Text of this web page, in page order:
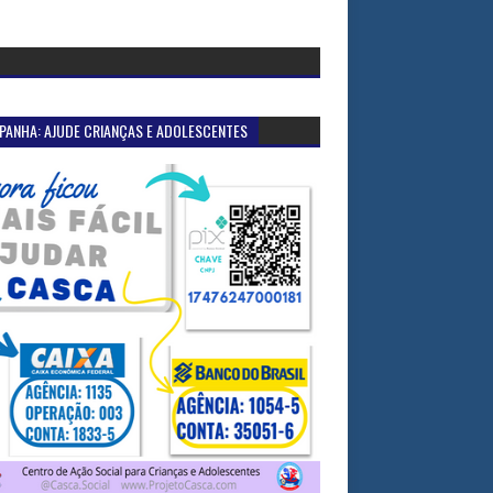
AJUDE CRIANÇAS E ADOLESCENTES